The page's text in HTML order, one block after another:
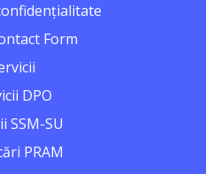
Form
DPO
SSM-SU
PRAM